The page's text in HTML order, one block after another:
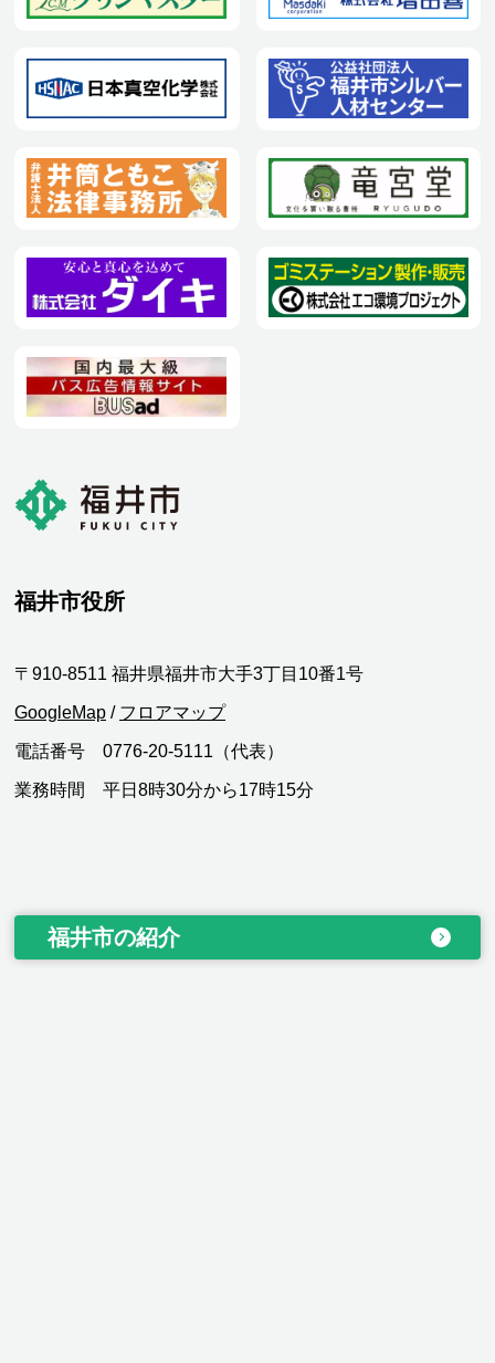
福井市役所
〒910-8511 福井県福井市大手3丁目10番1号
GoogleMap / フロアマップ
電話番号 0776-20-5111（代表）
業務時間 平日8時30分から17時15分
福井市の紹介